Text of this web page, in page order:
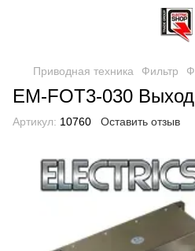
Приводная техника Фильтр
EM-FOT3-030
Артикул: 10760 Оставить отзыв